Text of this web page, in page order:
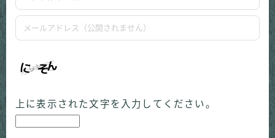
上に表示された文字を入力してください。